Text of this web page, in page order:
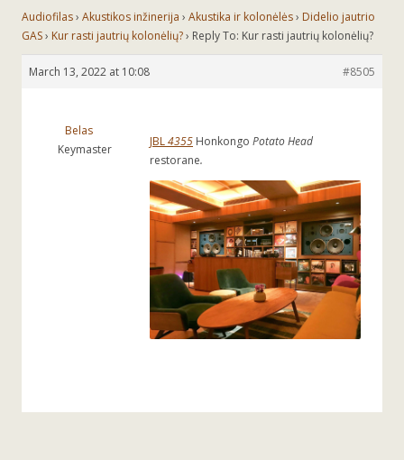
Audiofilas› Akustikos inžinerija › Akustika ir kolonėlės› Didelio jautrio
GAS› Kur rasti jautrių kolonėlių?› Reply To: Kur rasti jautrių kolonėlių?
March 13, 2022 at 10:08 #8505
Belas
Keymaster
JBL4355 Honkongo Potato Head
restorane.